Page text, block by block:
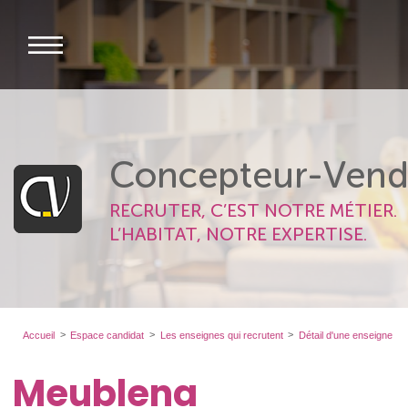
Concepteur-
RECRUTER, C’EST NOTRE MÉTIER.
L’HABITAT, NOTRE EXPERTISE.
Accueil Espace candidat Les enseignes qui recrutent Détail d'une enseigne
Meublena